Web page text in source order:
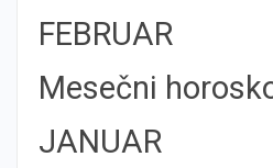
FEBRUAR
Mesečni
JANUAR